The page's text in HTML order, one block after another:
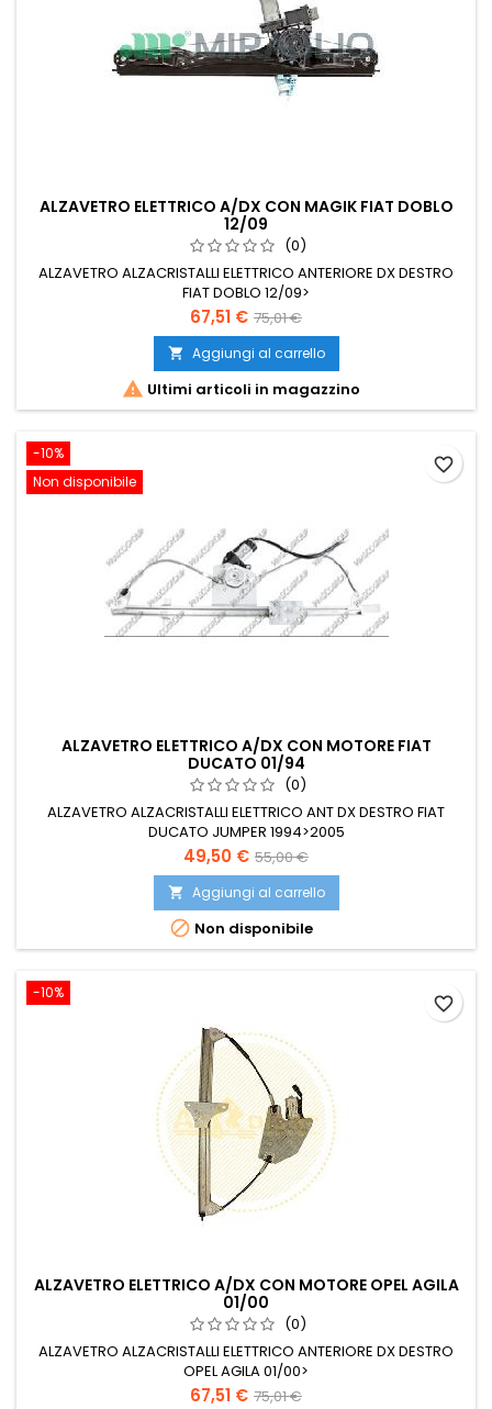
ALZAVETRO ELETTRICO A/DX CON MAGIK FIAT DOBLO
12/09
(0)
ALZAVETRO ALZACRISTALLI ELETTRICO ANTERIORE DX DESTRO
FIAT DOBLO 12/09>
Prezzo
67,51 € Prezzo
base
75,01 €
 Aggiungi al carrello
 Ultimi articoli in magazzino
-10%
Non disponibile
ALZAVETRO ELETTRICO A/DX CON MOTORE FIAT
DUCATO 01/94
(0)
ALZAVETRO ALZACRISTALLI ELETTRICO ANT DX DESTRO FIAT
DUCATO JUMPER 1994>2005
Prezzo
49,50 € Prezzo
base
55,00 €
 Aggiungi al carrello
 Non disponibile
favorite_border
-10%
ALZAVETRO ELETTRICO A/DX CON MOTORE OPEL AGILA
01/00
(0)
ALZAVETRO ALZACRISTALLI ELETTRICO ANTERIORE DX DESTRO
OPEL AGILA 01/00>
Prezzo
67,51 € Prezzo
75,01 €
favorite_border